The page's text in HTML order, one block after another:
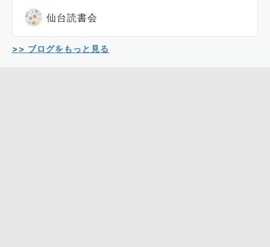
仙台読書会
>> ブログをもっと見る